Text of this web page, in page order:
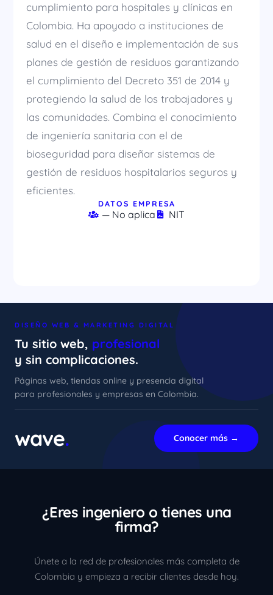
cumplimiento para hospitales y clínicas en
Colombia. Ha apoyado a instituciones de
salud en el diseño e implementación de sus
planes de gestión de residuos garantizando
el cumplimiento del Decreto 351 de 2014 y
protegiendo la salud de los trabajadores y
las comunidades. Combina el conocimiento
de ingeniería sanitaria con el de
bioseguridad para diseñar sistemas de
gestión de residuos hospitalarios seguros y
eficientes.
DATOS EMPRESA
— No aplica NIT
DISEÑO WEB & MARKETING DIGITAL
Tu sitio web, profesional
y sin complicaciones.
Páginas web, tiendas online y presencia digital
para profesionales y empresas en Colombia.
wave. Conocer más →
¿Eres ingeniero o tienes una
firma?
Únete a la red de profesionales más completa de
Colombia y empieza a recibir clientes desde hoy.
xImenA